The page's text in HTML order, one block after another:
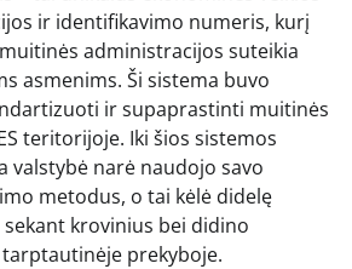
ir identifikavimo numeris, kurį
administracijos suteikia
asmenims. Ši sistema buvo
ir supaprastinti muitinės
teritorijoje. Iki šios sistemos
valstybė narė naudojo savo
metodus, o tai kėlė didelę
krovinius bei didino
prekyboje.